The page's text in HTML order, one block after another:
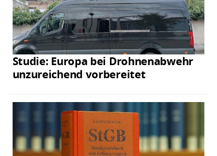
Studie: Europa bei Drohnenabwehr
unzureichend vorbereitet